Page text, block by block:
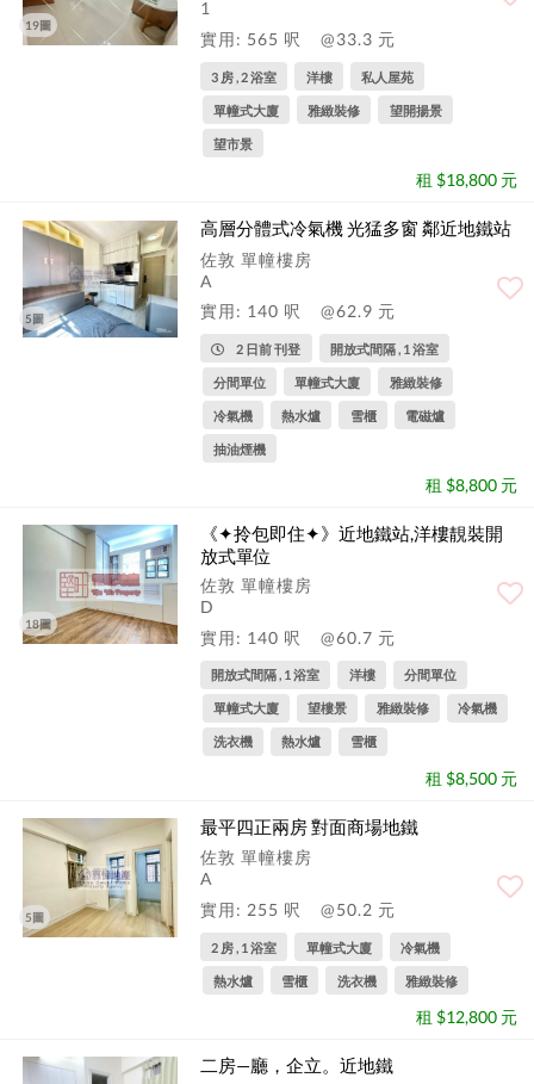
19圖
1
實用: 565 呎
@33.3 元
3 房 , 2 浴室 洋樓 私人屋苑
單幢式大廈 雅緻裝修 望開揚景
望市景
租 $18,800 元
5圖
高層分體式冷氣機 光猛多窗 鄰近地鐵站
佐敦 單幢樓房
A
實用: 140 呎
@62.9 元
2 日前 刊登 開放式間隔 , 1 浴室
分間單位 單幢式大廈 雅緻裝修
冷氣機 熱水爐 雪櫃 電磁爐
抽油煙機
租 $8,800 元
18圖
《✦拎包即住✦》近地鐵站,洋樓靚裝開
放式單位
佐敦 單幢樓房
D
實用: 140 呎
@60.7 元
開放式間隔 , 1 浴室 洋樓 分間單位
單幢式大廈 望樓景 雅緻裝修 冷氣機
洗衣機 熱水爐 雪櫃
租 $8,500 元
5圖
最平四正兩房 對面商場地鐵
佐敦 單幢樓房
A
實用: 255 呎
@50.2 元
2 房 , 1 浴室 單幢式大廈 冷氣機
熱水爐 雪櫃 洗衣機 雅緻裝修
租 $12,800 元
二房—廳，企立。近地鐵